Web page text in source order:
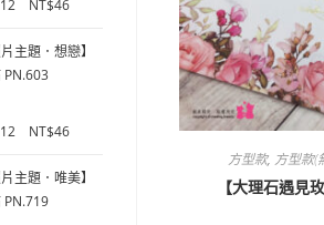
方型款, 方型款(
【大理石遇見
12 NT$46
片主題．想戀】
PN.603
12 NT$46
片主題．唯美】
PN.719